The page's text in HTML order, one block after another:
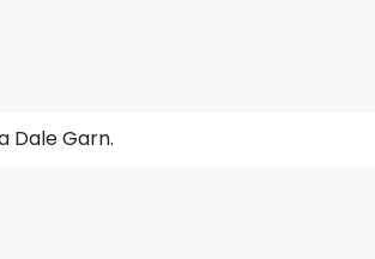
Dale Garn.